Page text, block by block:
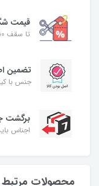
قیمت
تا سقف 50% تخفیف
تضمین
جنس با
برگشت
اجناس
محصولات مرتبط